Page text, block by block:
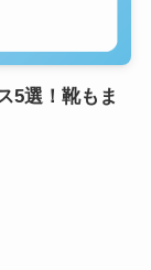
5選！靴もま